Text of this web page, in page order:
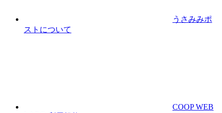
うさみみポ
ストについて
COOP WEB